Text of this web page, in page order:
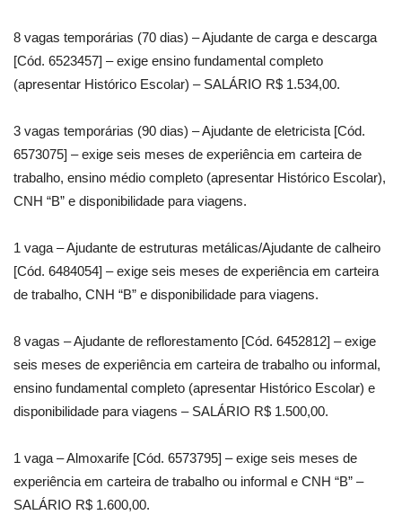
8 vagas temporárias (70 dias) – Ajudante de carga e descarga
[Cód. 6523457] – exige ensino fundamental completo
(apresentar Histórico Escolar) – SALÁRIO R$ 1.534,00.
3 vagas temporárias (90 dias) – Ajudante de eletricista [Cód.
6573075] – exige seis meses de experiência em carteira de
trabalho, ensino médio completo (apresentar Histórico Escolar),
CNH “B” e disponibilidade para viagens.
1 vaga – Ajudante de estruturas metálicas/Ajudante de calheiro
[Cód. 6484054] – exige seis meses de experiência em carteira
de trabalho, CNH “B” e disponibilidade para viagens.
8 vagas – Ajudante de reflorestamento [Cód. 6452812] – exige
seis meses de experiência em carteira de trabalho ou informal,
ensino fundamental completo (apresentar Histórico Escolar) e
disponibilidade para viagens – SALÁRIO R$ 1.500,00.
1 vaga – Almoxarife [Cód. 6573795] – exige seis meses de
experiência em carteira de trabalho ou informal e CNH “B” –
SALÁRIO R$ 1.600,00.